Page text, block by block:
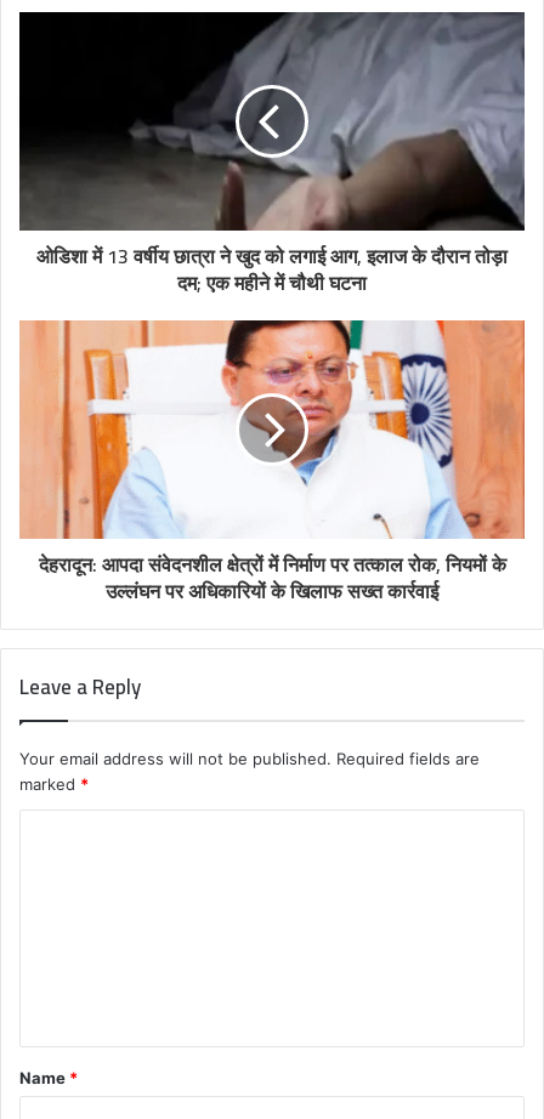
ओडिशा में 13 वर्षीय छात्रा ने खुद को लगाई आग, इलाज के दौरान तोड़ा
दम; एक महीने में चौथी घटना
देहरादून: आपदा संवेदनशील क्षेत्रों में निर्माण पर तत्काल रोक, नियमों के
उल्लंघन पर अधिकारियों के खिलाफ सख्त कार्रवाई
Leave a Reply
Your email address will not be published. Required fields are
marked *
t
*
Name *